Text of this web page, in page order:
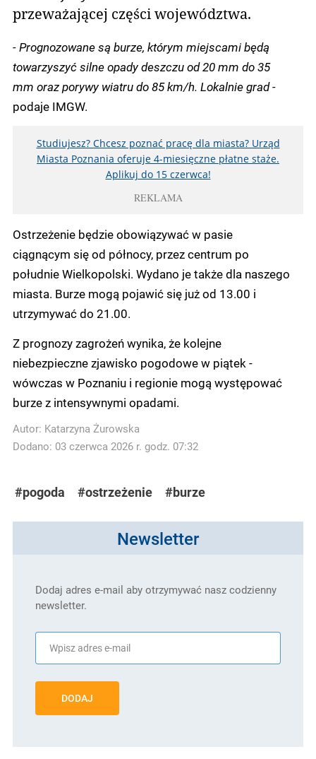
przeważającej części województwa.
- Prognozowane są burze, którym miejscami będą
towarzyszyć silne opady deszczu od 20 mm do 35
mm oraz porywy wiatru do 85 km/h. Lokalnie grad -
podaje IMGW.
Studiujesz? Chcesz poznać pracę dla miasta? Urząd
Miasta Poznania oferuje 4-miesięczne płatne staże.
Aplikuj do 15 czerwca!
REKLAMA
Ostrzeżenie będzie obowiązywać w pasie
ciągnącym się od północy, przez centrum po
południe Wielkopolski. Wydano je także dla naszego
miasta. Burze mogą pojawić się już od 13.00 i
utrzymywać do 21.00.
Z prognozy zagrożeń wynika, że kolejne
niebezpieczne zjawisko pogodowe w piątek -
wówczas w Poznaniu i regionie mogą występować
burze z intensywnymi opadami.
Autor: Katarzyna Żurowska
Dodano: 03 czerwca 2026 r. godz. 07:32
#pogoda #ostrzeżenie #burze
Newsletter
Dodaj adres e-mail aby otrzymywać nasz codzienny
newsletter.
DODAJ